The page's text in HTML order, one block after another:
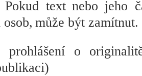
Pokud text nebo jeho
může být zamítnut.
prohlášení o